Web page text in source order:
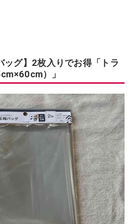
ッグ】2枚入りでお得「トラ
）」